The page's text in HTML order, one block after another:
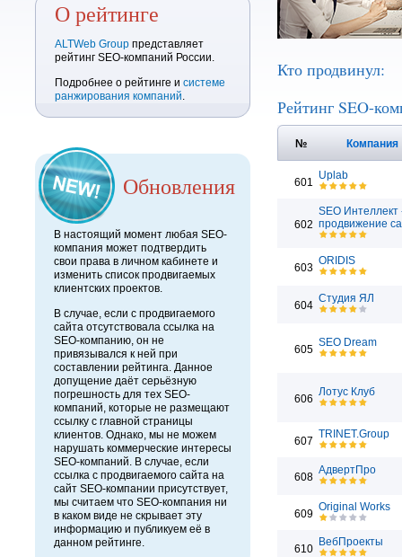
О рейтинге
ALTWeb Group представляет
рейтинг SEO-компаний России.
Подробнее о рейтинге и системе
ранжирования компаний.
Обновления
В настоящий момент любая SEO-
компания может подтвердить
свои права в личном кабинете и
изменить список продвигаемых
клиентских проектов.
В случае, если с продвигаемого
сайта отсутствовала ссылка на
SEO-компанию, он не
привязывался к ней при
составлении рейтинга. Данное
допущение даёт серьёзную
погрешность для тех SEO-
компаний, которые не размещают
ссылку с главной страницы
клиентов. Однако, мы не можем
нарушать коммерческие интересы
SEO-компаний. В случае, если
ссылка с продвигаемого сайта на
сайт SEO-компании присутствует,
мы считаем что SEO-компания ни
в каком виде не скрывает эту
информацию и публикуем её в
данном рейтинге.
Кто продвинул:
Рейтинг SEO-
№ Компания
601
Uplab
602
SEO Интеллект
продвижение
603
ORIDIS
604
Студия ЯЛ
605
SEO Dream
606
Лотус Клуб
607
TRINET.Group
608
АдвертПро
609
Original Works
610
ВебПроекты